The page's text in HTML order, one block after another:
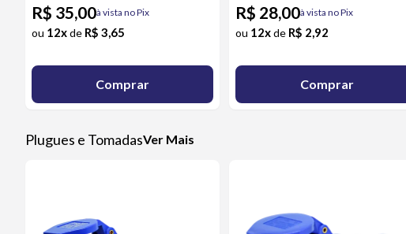
R$ 35,00à vista no Pix
ou 12xde R$ 3,65
Comprar
R$ 28,00à vista no Pix
ou 12xde R$ 2,92
Comprar
Plugues e TomadasVer Mais